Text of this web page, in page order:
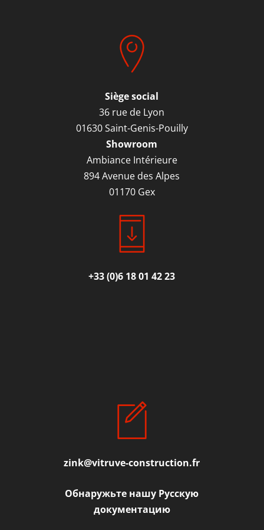
Siège social
36 rue de Lyon
01630 Saint-Genis-Pouilly
Showroom
Ambiance Intérieure
894 Avenue des Alpes
01170 Gex
+33 (0)6 18 01 42 23
zink@vitruve-construction.fr
Обнаружьте нашу Русскую
документацию